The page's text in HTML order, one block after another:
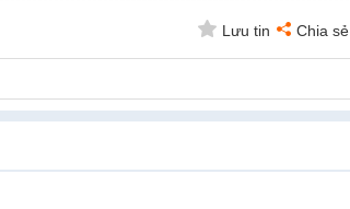
Lưu tin Chia sẻ